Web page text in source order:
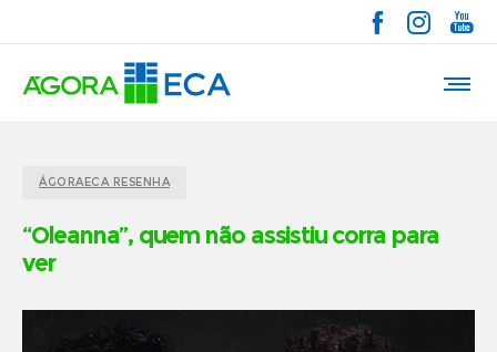
ÁGORAECA RESENHA
“Oleanna”, quem não assistiu corra para
ver